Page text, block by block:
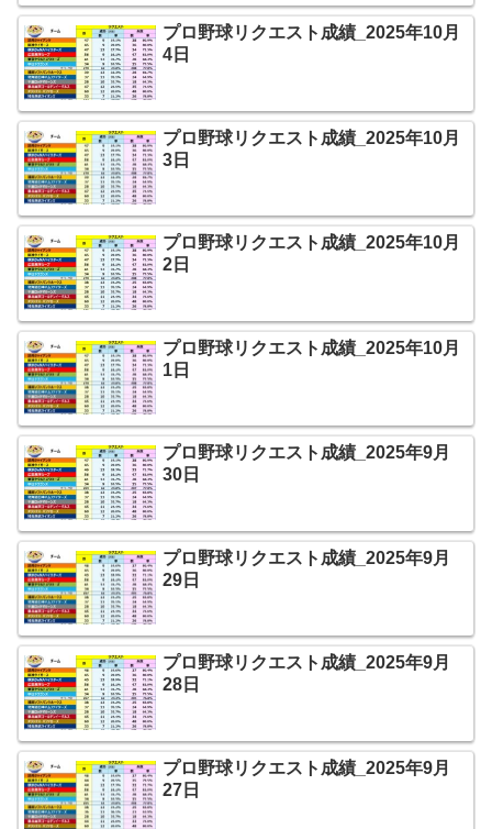
プロ野球リクエスト成績_2025年10月
4日
プロ野球リクエスト成績_2025年10月
3日
プロ野球リクエスト成績_2025年10月
2日
プロ野球リクエスト成績_2025年10月
1日
プロ野球リクエスト成績_2025年9月
30日
プロ野球リクエスト成績_2025年9月
29日
プロ野球リクエスト成績_2025年9月
28日
プロ野球リクエスト成績_2025年9月
27日